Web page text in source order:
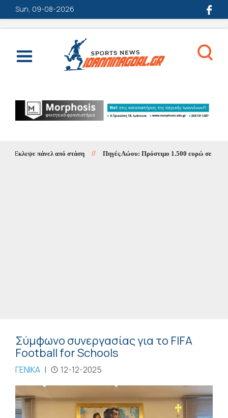
Sun, 09-08-2026
Έκλεψε πάνελ από στάση // Πηγές Αώου: Πρόστιμο 1.500 ευρώ σε
Σύμφωνο συνεργασίας για το FIFA
Football for Schools
ΓΕΝΙΚΑ | 12-12-2025